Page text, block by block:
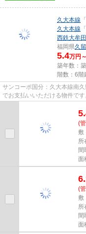
久大本線 「
久大本線 「
西鉄大牟
福岡県久
5.4万円～
築年数：
階数：6階
サンコーポ国分：久大本線南
でお支払いいただける物件で
心と信頼のマンションタイプ...
(
敷
所
間
面
(
敷
所
間
面